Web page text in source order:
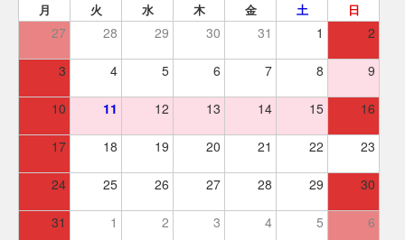
月 火 水 木 金 土 日
27 28 29 30 31 1 2
3 4 5 6 7 8 9
10 11 12 13 14 15 16
17 18 19 20 21 22 23
24 25 26 27 28 29 30
31 1 2 3 4 5 6